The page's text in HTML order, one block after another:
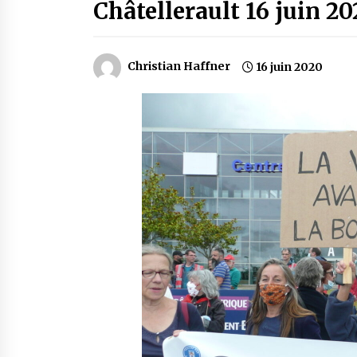
Châtellerault 16 juin
Christian Haffner 16 juin 2020